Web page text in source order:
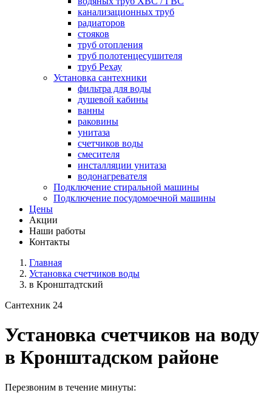
канализационных труб
радиаторов
стояков
труб отопления
труб полотенцесушителя
труб Рехау
Установка сантехники
фильтра для воды
душевой кабины
ванны
раковины
унитаза
счетчиков воды
смесителя
инсталляции унитаза
водонагревателя
Подключение стиральной машины
Подключение посудомоечной машины
Цены
Акции
Наши работы
Контакты
Главная
Установка счетчиков воды
в Кронштадтский
Сантехник 24
Установка счетчиков на воду
в Кронштадском районе
Перезвоним в течение минуты: